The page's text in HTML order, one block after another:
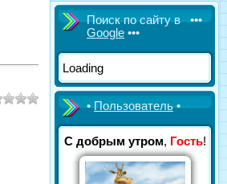
Поиск по сайту в •••
Google •••
Loading
•Пользователь•
С добрым утром, Гость!